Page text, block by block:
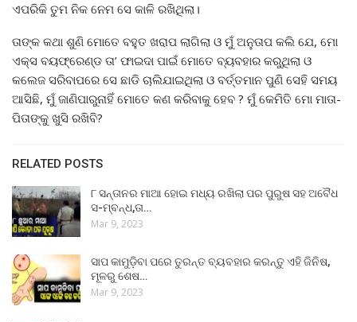
ଏପରିକି ତୁମ ନିକ ନେମ ସେ କାଳି ରଖିଥିଲା।
ତାଙ୍କ କଥା ଶୁଣି ମୋତେ ବହୁତ ଖରାପ ଲାଗିଲା ଓ ମୁଁ ଅନୁତାପ କଲି ଯେ, ମୋ
ଏକ୍ସ ବୟଫ୍ରେଣ୍ଡ ତା’ ଫାଇଦା ପାଇଁ ମୋତେ ବ୍ୟବହାର କରୁଥିଲା ଓ
କଲେଜ ସରିବାପରେ ସେ ଛାଡି ଚାଲିଯାଇଥିଲା ଓ ବର୍ତ୍ତମାନ ପୁଣି ସେହି ସମୟ
ଆସିଛି, ମୁଁ ଜାଣିପାରୁନାହିଁ ମୋତେ କଣ କରିବାକୁ ହେବ ? ମୁଁ କେମିତି ମୋ ମାତା-
ପିତାଙ୍କୁ ଖୁସି ରଖିବି?
RELATED POSTS
୮ ସନ୍ତାନର ମାଆ ହୋଇ ମଧ୍ୟ ରଖିଲା ପର ପୁରୁଷ ସହ ଅବୈଧ
ସ-ମ୍ବନ୍ଧ,ତା…
Mar 9, 2023
ସାପ କାମୁଡ଼ିବା ପରେ ତୁରନ୍ତ ବ୍ୟବହାର କରନ୍ତୁ ଏହି ଜିନିଷ,
ମୂଳରୁ ଶେଷ…
Mar 9, 2023